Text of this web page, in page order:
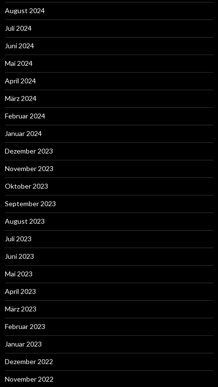
August 2024
Juli 2024
Juni 2024
Mai 2024
April 2024
März 2024
Februar 2024
Januar 2024
Dezember 2023
November 2023
Oktober 2023
September 2023
August 2023
Juli 2023
Juni 2023
Mai 2023
April 2023
März 2023
Februar 2023
Januar 2023
Dezember 2022
November 2022